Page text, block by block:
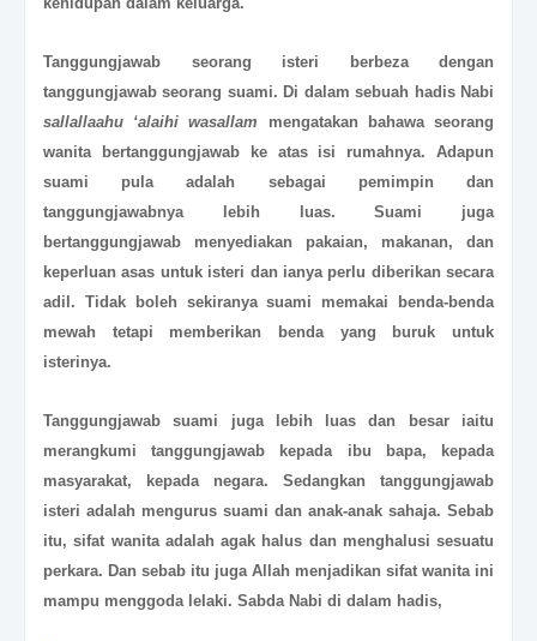
Tanggungjawab seorang isteri berbeza dengan
tanggungjawab seorang suami. Di dalam sebuah hadis Nabi
sallallaahu ‘alaihi wasallam mengatakan bahawa seorang
wanita bertanggungjawab ke atas isi rumahnya. Adapun
suami pula adalah sebagai pemimpin dan
tanggungjawabnya lebih luas. Suami juga
bertanggungjawab menyediakan pakaian, makanan, dan
keperluan asas untuk isteri dan ianya perlu diberikan secara
adil. Tidak boleh sekiranya suami memakai benda-benda
mewah tetapi memberikan benda yang buruk untuk
isterinya.
Tanggungjawab suami juga lebih luas dan besar iaitu
merangkumi tanggungjawab kepada ibu bapa, kepada
masyarakat, kepada negara. Sedangkan tanggungjawab
isteri adalah mengurus suami dan anak-anak sahaja. Sebab
itu, sifat wanita adalah agak halus dan menghalusi sesuatu
perkara. Dan sebab itu juga Allah menjadikan sifat wanita ini
mampu menggoda lelaki. Sabda Nabi di dalam hadis,